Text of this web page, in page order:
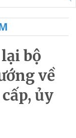
bộ
về
ủy